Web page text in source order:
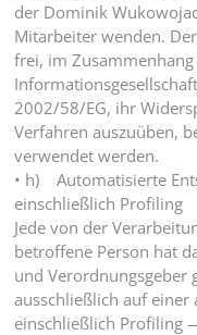
der Dominik
Mitarbeiter wenden.
frei, im
2002/58/EG, ihr
Verfahren auszuüben,
verwendet werden.
• h) Automatisierte
einschließlich Profiling
Jede von der
betroffene Person hat
und Verordnungsgeber
ausschließlich auf
einschließlich Profiling